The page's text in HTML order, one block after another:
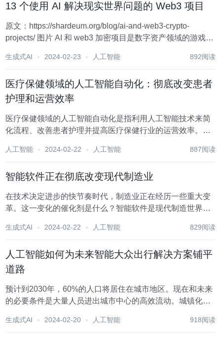
13 个使用 AI 解决现实世界问题的 Web3 项目
原文：https://shardeum.org/blog/ai-and-web3-crypto-
projects/ 图片 AI 和 web3 加密项目是数字资产领域的游戏规
开启了一个自动化、...
生成式AI 2024-02-23 人工智能 892阅读
医疗保健领域的人工智能自动化：彻底改变患者
护理和运营效率
医疗保健领域的人工智能自动化是指利用人工智能技术来简
化流程、改善患者护理并提高医疗保健行业的运营效率。它
式，最终带来更好的患者治疗效果和优化的资源利用率。 改
人工智能 2024-02-22 人工智能 887阅读
智能软件正在彻底改变现代制造业
在技术决定进步的快节奏时代，制造业正在经历一些重大变
革。这一变化的催化剂是什么？智能软件是现代制造世界不
策能力。但是，当智能软件遇到物联网(IoT 、人工智能和大
生成式AI 2024-02-22 人工智能 829阅读
人工智能如何为未来智能大众出行解决方案铺平
道路
预计到2030年，60%的人口将居住在城市地区。现在和未来
的必要条件是大量人员进出城市中心的高效流动。城镇化的
每乘客公里的能源消耗方面是最高效、最有效的。 然而，要
生成式AI 2024-02-20 人工智能 918阅读